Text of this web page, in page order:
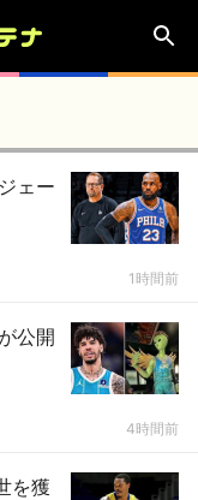
ェー
1時間前
公開
4時間前
を獲